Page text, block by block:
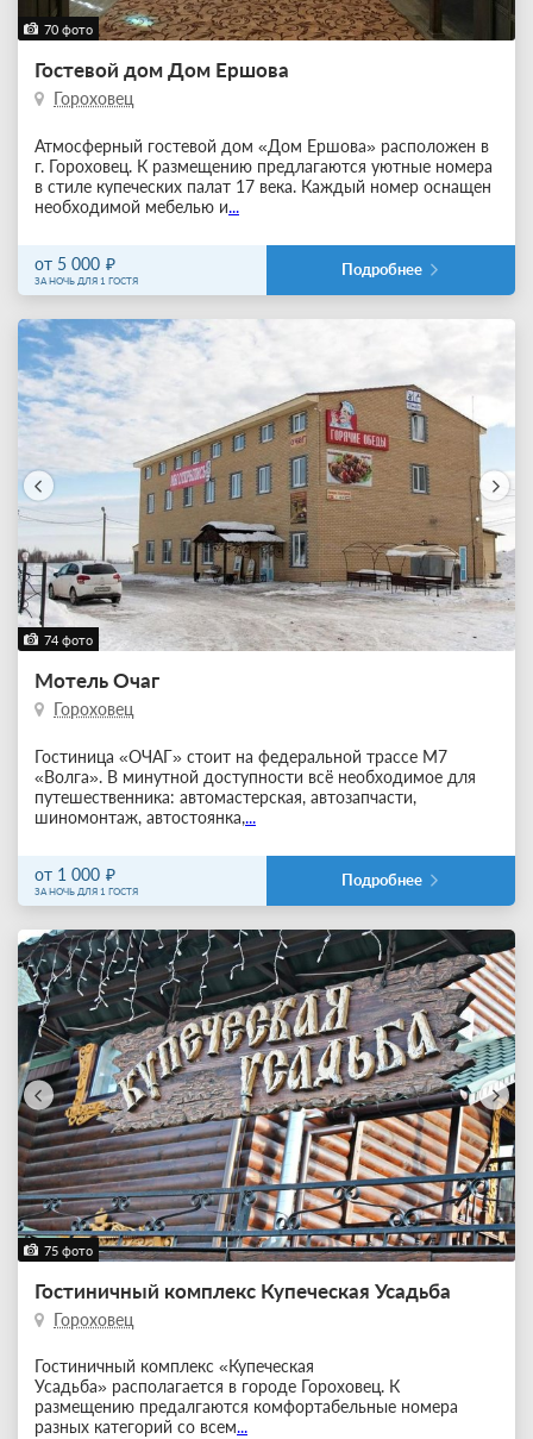
70 фото
Гостевой дом Дом Ершова
Гороховец
Атмосферный гостевой дом «Дом Ершова» расположен в
г. Гороховец. К размещению предлагаются уютные номера
в стиле купеческих палат 17 века. Каждый номер оснащен
необходимой мебелью и...
от 5 000
ЗА НОЧЬ ДЛЯ 1 ГОСТЯ
Подробнее
74 фото
Мотель Очаг
Гороховец
Гостиница «ОЧАГ» стоит на федеральной трассе М7
«Волга». В минутной доступности всё необходимое для
путешественника: автомастерская, автозапчасти,
шиномонтаж, автостоянка,...
от 1 000
ЗА НОЧЬ ДЛЯ 1 ГОСТЯ
Подробнее
75 фото
Гостиничный комплекс Купеческая Усадьба
Гороховец
Гостиничный комплекс «Купеческая
Усадьба» располагается в городе Гороховец. К
размещению предалгаются комфортабельные номера
разных категорий со всем...